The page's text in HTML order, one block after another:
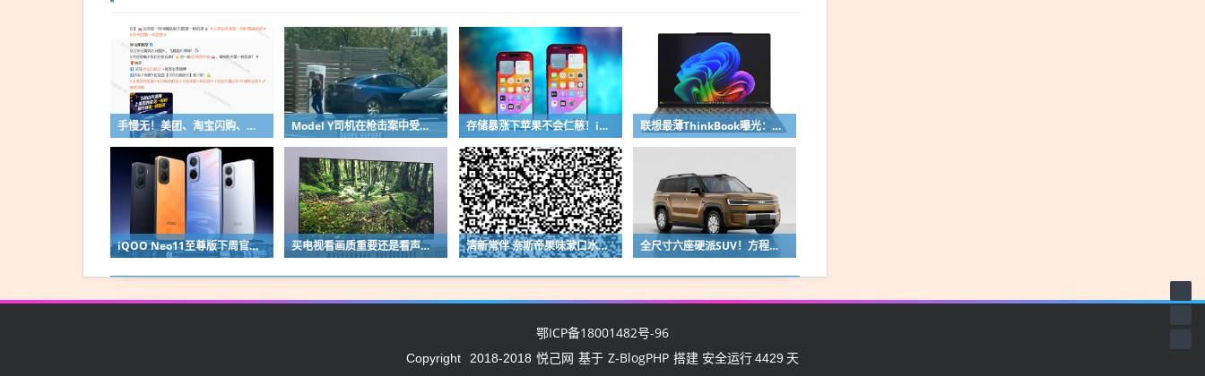
手慢无！美团、淘宝闪购、京东官宣“秋天第一杯奶茶”前方门店已爆单预警 Model Y司机在枪击案中受伤！车主请求特斯拉增加一键解锁、跑路功能 存储暴涨下苹果不会仁慈！iPhone 18 Pro系列价格预测：国行万元起步没啥问题 联想最薄ThinkBook曝光：边缘比USB-C接口还薄
iQOO Neo11至尊版下周官宣：搭载国产顶级2K直屏 同档唯一 买电视看画质重要还是看声音重要：很多人都搞错了 清新常伴 奈斯帝果味漱口水大促：16.7元到手72条 全尺寸六座硬派SUV！方程豹钛9新车申报：车长超5.2米
鄂ICP备18001482号-96
Copyright 2018-2018 悦己网 基于 Z-BlogPHP 搭建 安全运行4429 天